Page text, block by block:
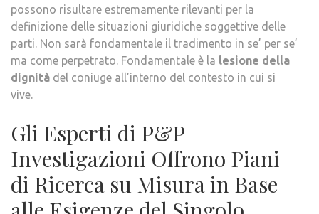
possono risultare estremamente rilevanti per la
definizione delle situazioni giuridiche soggettive delle
parti. Non sarà fondamentale il tradimento in se’ per se’
ma come perpetrato. Fondamentale è la lesione della
dignità del coniuge all’interno del contesto in cui si
vive.
Gli Esperti di P&P
Investigazioni Offrono Piani
di Ricerca su Misura in Base